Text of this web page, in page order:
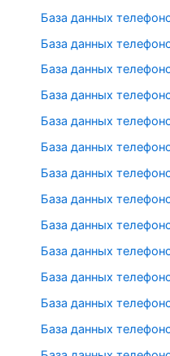
База данных
База данных
База данных
База данных
База данных
База данных
База данных
База данных
База данных
База данных
База данных
База данных
База данных